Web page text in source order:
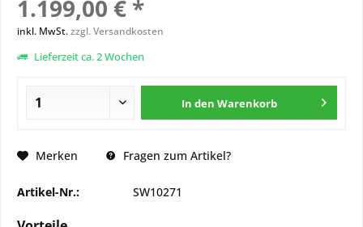
1.199,00 € *
inkl. MwSt.zzgl. Versandkosten
Lieferzeit ca. 2 Wochen
In den Warenkorb
Merken Fragen zum Artikel?
Artikel-Nr.: SW10271